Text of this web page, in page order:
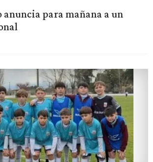
anuncia para mañana a un